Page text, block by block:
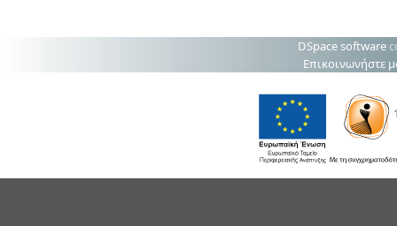
DSpace software
Επικοινωνήστε